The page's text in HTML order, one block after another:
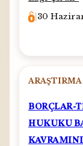
30
BORÇLAR-
HUKUKU